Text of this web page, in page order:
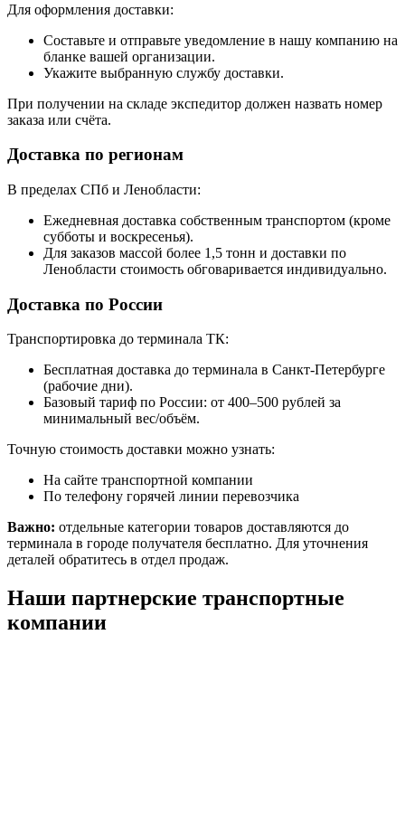
Для оформления доставки:
Составьте и отправьте уведомление в нашу компанию на
бланке вашей организации.
Укажите выбранную службу доставки.
При получении на складе экспедитор должен назвать номер
заказа или счёта.
Доставка по регионам
В пределах СПб и Ленобласти:
Ежедневная доставка собственным транспортом (кроме
субботы и воскресенья).
Для заказов массой более 1,5 тонн и доставки по
Ленобласти стоимость обговаривается индивидуально.
Доставка по России
Транспортировка до терминала ТК:
Бесплатная доставка до терминала в Санкт-Петербурге
(рабочие дни).
Базовый тариф по России: от 400–500 рублей за
минимальный вес/объём.
Точную стоимость доставки можно узнать:
На сайте транспортной компании
По телефону горячей линии перевозчика
Важно: отдельные категории товаров доставляются до
терминала в городе получателя бесплатно. Для уточнения
деталей обратитесь в отдел продаж.
Наши партнерские транспортные
компании